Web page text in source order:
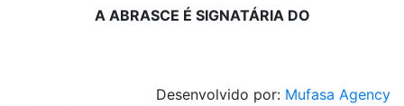
A ABRASCE É SIGNATÁRIA DO
Desenvolvido por: Mufasa Agency